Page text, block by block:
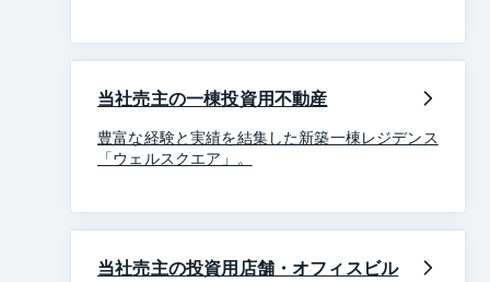
当社売主の一棟投資用不動産
豊富な経験と実績を結集した新築一棟レジデンス
「ウェルスクエア」。
当社売主の投資用店舗・オフィスビル